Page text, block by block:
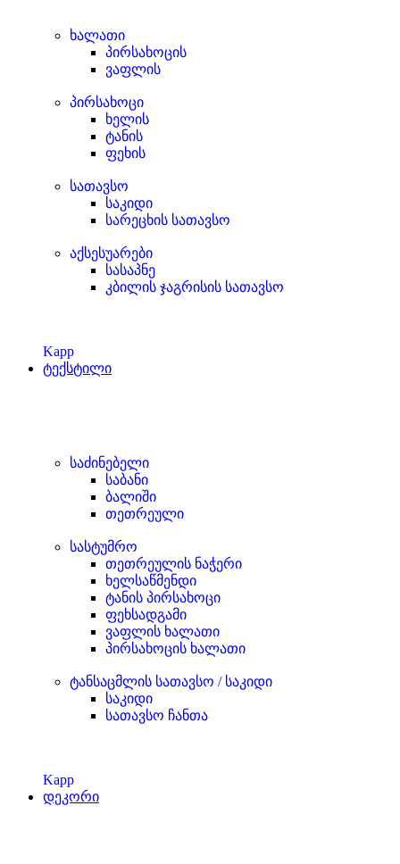
ხალათი
პირსახოცის
ვაფლის
პირსახოცი
ხელის
ტანის
ფეხის
სათავსო
საკიდი
სარეცხის სათავსო
აქსესუარები
სასაპნე
კბილის ჯაგრისის სათავსო
Kapp
ტექსტილი
საძინებელი
საბანი
ბალიში
თეთრეული
სასტუმრო
თეთრეულის ნაჭერი
ხელსაწმენდი
ტანის პირსახოცი
ფეხსადგამი
ვაფლის ხალათი
პირსახოცის ხალათი
ტანსაცმლის სათავსო / საკიდი
საკიდი
სათავსო ჩანთა
Kapp
დეკორი